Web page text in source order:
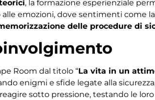
, la formazione esperienziale
emozioni, dove sentimenti come
delle procedure di
Room dal titolo “La vita in un
enigmi e sfide legate alla
sotto pressione, testando le